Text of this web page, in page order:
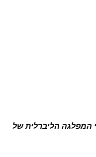
המפלגה הליברלית של